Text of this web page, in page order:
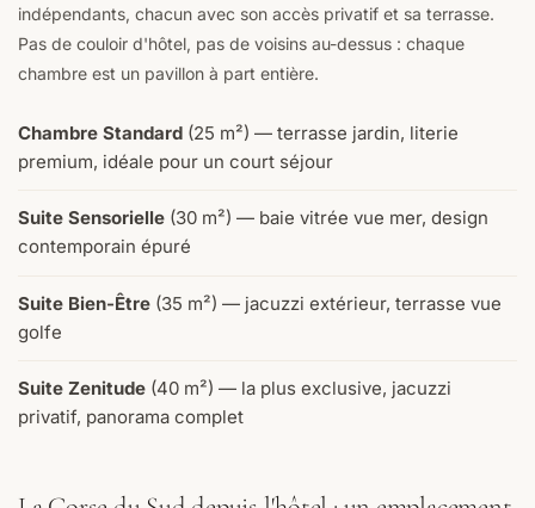
indépendants, chacun avec son accès privatif et sa terrasse.
Pas de couloir d'hôtel, pas de voisins au-dessus : chaque
chambre est un pavillon à part entière.
Chambre Standard (25 m²) — terrasse jardin, literie
premium, idéale pour un court séjour
Suite Sensorielle (30 m²) — baie vitrée vue mer, design
contemporain épuré
Suite Bien-Être (35 m²) — jacuzzi extérieur, terrasse vue
golfe
Suite Zenitude (40 m²) — la plus exclusive, jacuzzi
privatif, panorama complet